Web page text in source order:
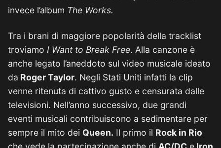
invece l’album The Works.
Tra i brani di maggiore popolarità della tracklist
troviamo I Want to Break Free. Alla canzone è
anche legato l’aneddoto sul video musicale ideato
da Roger Taylor. Negli Stati Uniti infatti la clip
venne ritenuta di cattivo gusto e censurata dalle
televisioni. Nell’anno successivo, due grandi
eventi musicali contribuiscono a sedimentare per
sempre il mito dei Queen. Il primo il Rock in Rio